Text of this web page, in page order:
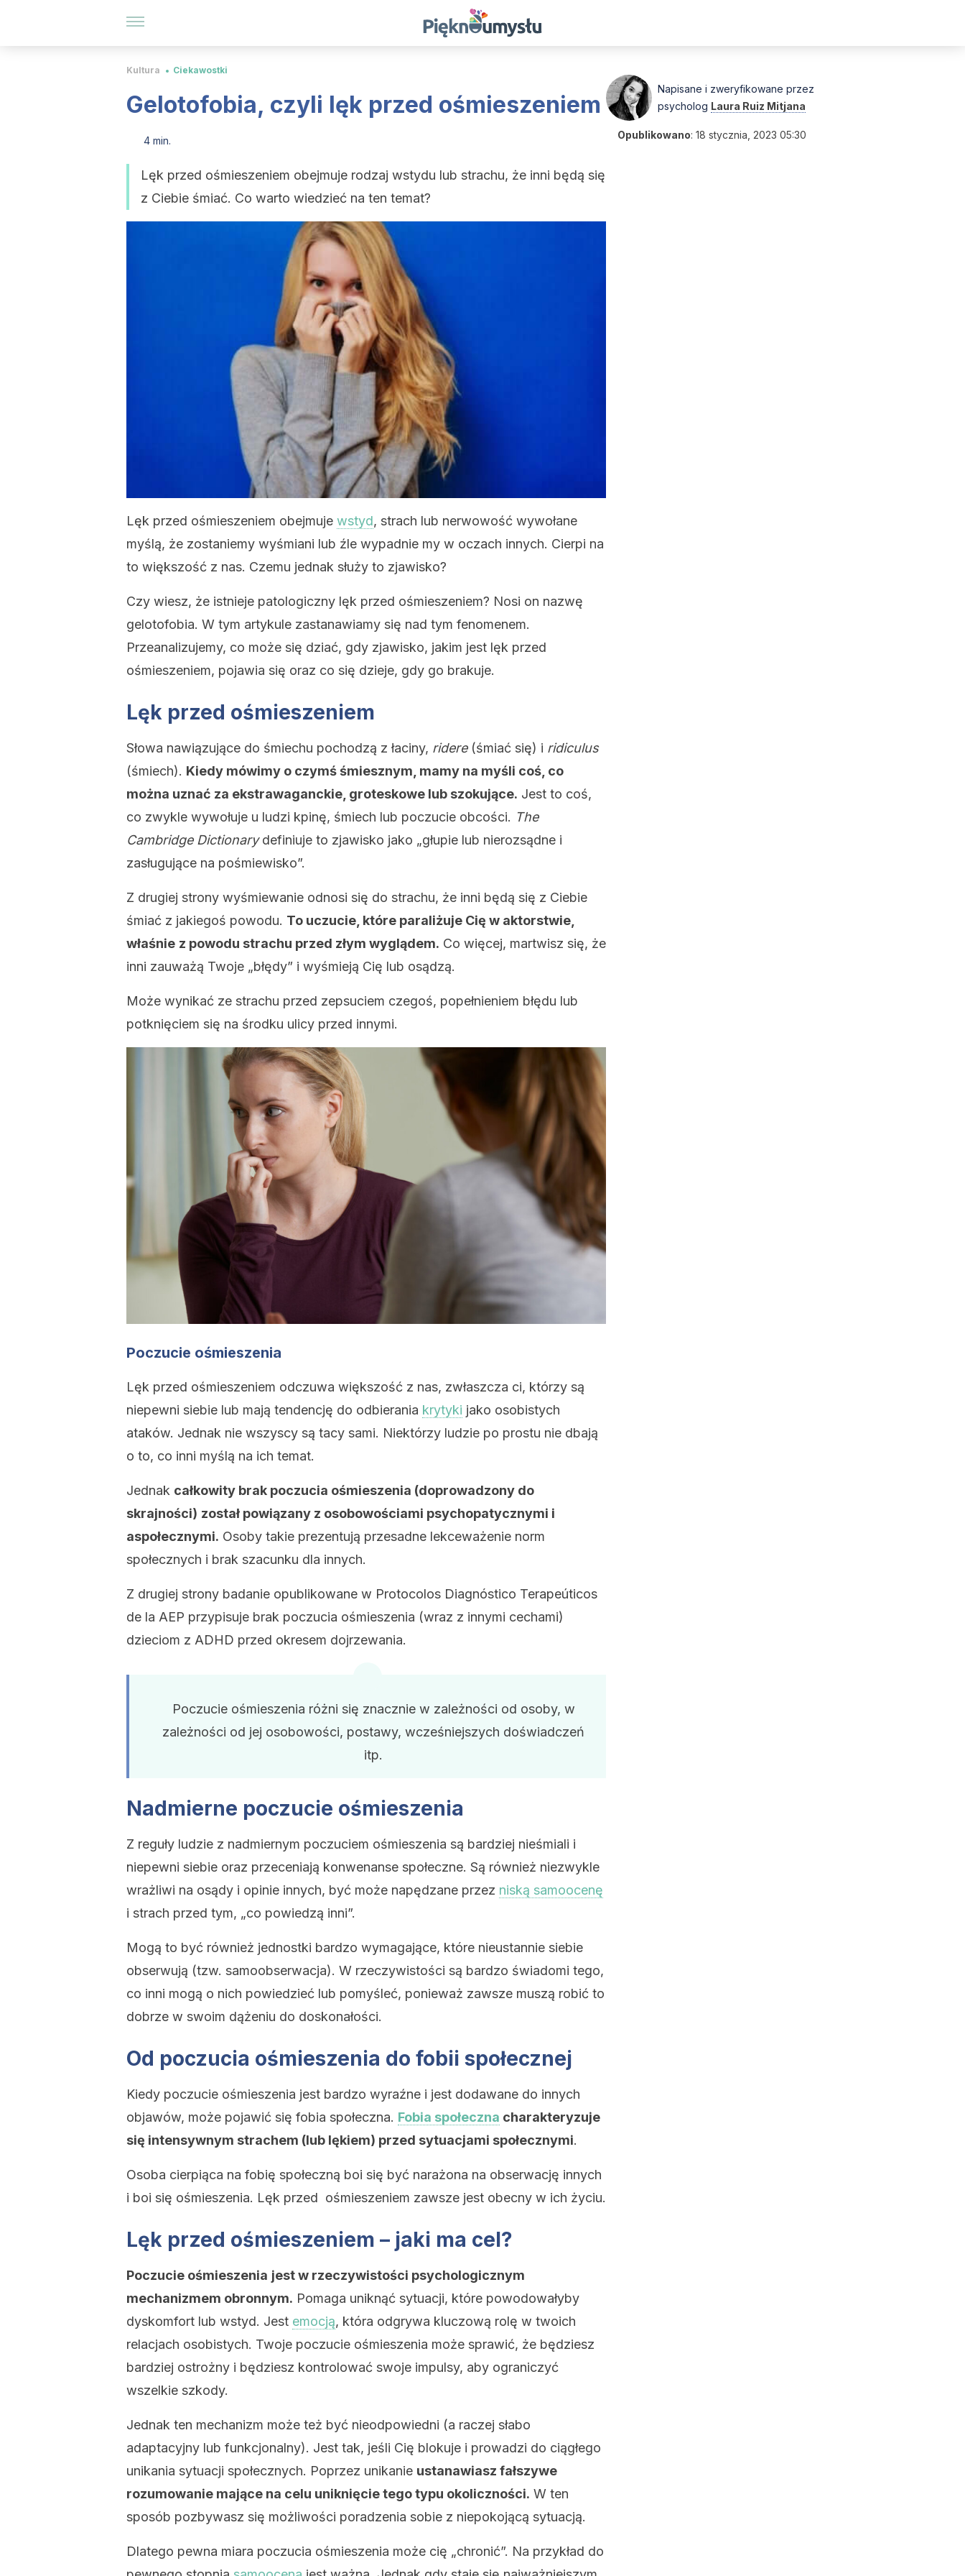
Kultura Ciekawostki
Gelotofobia, czyli lęk przed ośmieszeniem
4 min.
Lęk przed ośmieszeniem obejmuje rodzaj wstydu lub strachu, że inni będą się
z Ciebie śmiać. Co warto wiedzieć na ten temat?
Lęk przed ośmieszeniem obejmuje wstyd, strach lub nerwowość wywołane
myślą, że zostaniemy wyśmiani lub źle wypadnie my w oczach innych. Cierpi na
to większość z nas. Czemu jednak służy to zjawisko?
Czy wiesz, że istnieje patologiczny lęk przed ośmieszeniem? Nosi on nazwę
gelotofobia. W tym artykule zastanawiamy się nad tym fenomenem.
Przeanalizujemy, co może się dziać, gdy zjawisko, jakim jest lęk przed
ośmieszeniem, pojawia się oraz co się dzieje, gdy go brakuje.
Lęk przed ośmieszeniem
Słowa nawiązujące do śmiechu pochodzą z łaciny, ridere(śmiać się) i ridiculus
(śmiech). Kiedy mówimy o czymś śmiesznym, mamy na myśli coś, co
można uznać za ekstrawaganckie, groteskowe lub szokujące. Jest to coś,
co zwykle wywołuje u ludzi kpinę, śmiech lub poczucie obcości. The
Cambridge Dictionarydefiniuje to zjawisko jako „głupie lub nierozsądne i
zasługujące na pośmiewisko”.
Z drugiej strony wyśmiewanie odnosi się do strachu, że inni będą się z Ciebie
śmiać z jakiegoś powodu. To uczucie, które paraliżuje Cię w aktorstwie,
właśnie z powodu strachu przed złym wyglądem. Co więcej, martwisz się, że
inni zauważą Twoje „błędy” i wyśmieją Cię lub osądzą.
Może wynikać ze strachu przed zepsuciem czegoś, popełnieniem błędu lub
potknięciem się na środku ulicy przed innymi.
Poczucie ośmieszenia
Lęk przed ośmieszeniem odczuwa większość z nas, zwłaszcza ci, którzy są
niepewni siebie lub mają tendencję do odbierania krytyki jako osobistych
ataków. Jednak nie wszyscy są tacy sami. Niektórzy ludzie po prostu nie dbają
o to, co inni myślą na ich temat.
Jednak całkowity brak poczucia ośmieszenia (doprowadzony do
skrajności) został powiązany z osobowościami psychopatycznymi i
aspołecznymi. Osoby takie prezentują przesadne lekceważenie norm
społecznych i brak szacunku dla innych.
Z drugiej strony badanie opublikowane w Protocolos Diagnóstico Terapeúticos
de la AEP przypisuje brak poczucia ośmieszenia (wraz z innymi cechami)
dzieciom z ADHD przed okresem dojrzewania.
Poczucie ośmieszenia różni się znacznie w zależności od osoby, w
zależności od jej osobowości, postawy, wcześniejszych doświadczeń
itp.
Nadmierne poczucie ośmieszenia
Z reguły ludzie z nadmiernym poczuciem ośmieszenia są bardziej nieśmiali i
niepewni siebie oraz przeceniają konwenanse społeczne. Są również niezwykle
wrażliwi na osądy i opinie innych, być może napędzane przez niską samoocenę
i strach przed tym, „co powiedzą inni”.
Mogą to być również jednostki bardzo wymagające, które nieustannie siebie
obserwują (tzw. samoobserwacja). W rzeczywistości są bardzo świadomi tego,
co inni mogą o nich powiedzieć lub pomyśleć, ponieważ zawsze muszą robić to
dobrze w swoim dążeniu do doskonałości.
Od poczucia ośmieszenia do fobii społecznej
Kiedy poczucie ośmieszenia jest bardzo wyraźne i jest dodawane do innych
objawów, może pojawić się fobia społeczna. Fobia społeczna charakteryzuje
się intensywnym strachem (lub lękiem) przed sytuacjami społecznymi.
Osoba cierpiąca na fobię społeczną boi się być narażona na obserwację innych
i boi się ośmieszenia. Lęk przed ośmieszeniem zawsze jest obecny w ich życiu.
Lęk przed ośmieszeniem – jaki ma cel?
Poczucie ośmieszenia jest w rzeczywistości psychologicznym
mechanizmem obronnym. Pomaga uniknąć sytuacji, które powodowałyby
dyskomfort lub wstyd. Jest emocją, która odgrywa kluczową rolę w twoich
relacjach osobistych. Twoje poczucie ośmieszenia może sprawić, że będziesz
bardziej ostrożny i będziesz kontrolować swoje impulsy, aby ograniczyć
wszelkie szkody.
Jednak ten mechanizm może też być nieodpowiedni (a raczej słabo
adaptacyjny lub funkcjonalny). Jest tak, jeśli Cię blokuje i prowadzi do ciągłego
unikania sytuacji społecznych. Poprzez unikanie ustanawiasz fałszywe
rozumowanie mające na celu uniknięcie tego typu okoliczności. W ten
sposób pozbywasz się możliwości poradzenia sobie z niepokojącą sytuacją.
Dlatego pewna miara poczucia ośmieszenia może cię „chronić”. Na przykład do
Napisane i zweryfikowane przez
psycholog Laura Ruiz Mitjana
Opublikowano: 18 stycznia, 2023 05:30